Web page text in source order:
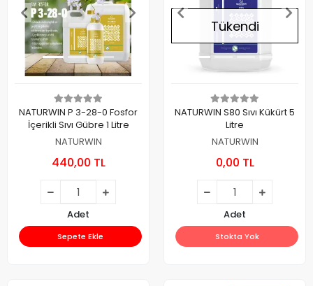
NATURWIN P 3-28-0 Fosfor
İçerikli Sıvı Gübre 1 Litre
NATURWIN
440,00 TL
Adet
Sepete Ekle
Tükendi
NATURWIN S80 Sıvı Kükürt 5
Litre
NATURWIN
0,00 TL
Adet
Stokta Yok